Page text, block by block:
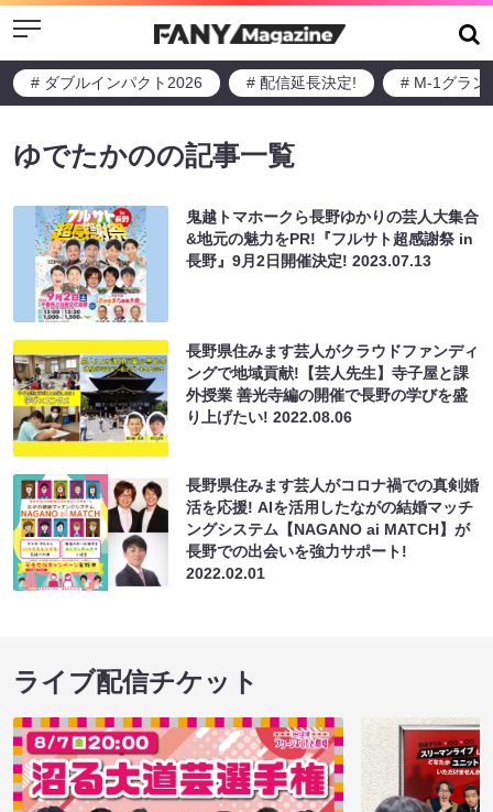
Menu
# ダブルインパクト2026 # 配信延長決定! # M-1グラン
ゆでたかのの記事一覧
鬼越トマホークら長野ゆかりの芸人大集合
&地元の魅力をPR!『フルサト超感謝祭 in
長野』9月2日開催決定!2023.07.13
長野県住みます芸人がクラウドファンディ
ングで地域貢献!【芸人先生】寺子屋と課
外授業 善光寺編の開催で長野の学びを盛
り上げたい!2022.08.06
長野県住みます芸人がコロナ禍での真剣婚
活を応援! AIを活用したながの結婚マッチ
ングシステム【NAGANO ai MATCH】が
長野での出会いを強力サポート!
2022.02.01
ライブ配信チケット